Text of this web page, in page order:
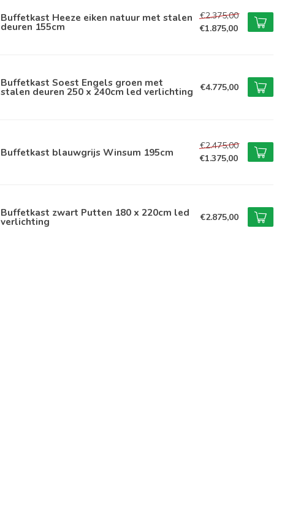
Buffetkast Heeze eiken natuur met stalen
deuren 155cm
€2.375,00
€1.875,00
Buffetkast Soest Engels groen met
stalen deuren 250 x 240cm led verlichting €4.775,00
Buffetkast blauwgrijs Winsum 195cm
€2.475,00
€1.375,00
Buffetkast zwart Putten 180 x 220cm led
verlichting €2.875,00